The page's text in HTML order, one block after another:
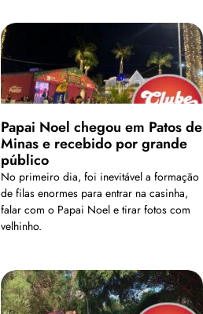
Papai Noel chegou em Patos de
Minas e recebido por grande
público
No primeiro dia, foi inevitável a formação
de filas enormes para entrar na casinha,
falar com o Papai Noel e tirar fotos com
velhinho.